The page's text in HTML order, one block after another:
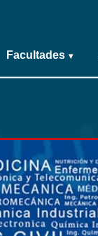
Facultades ▾